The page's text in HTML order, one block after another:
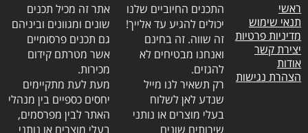
ראשי
תנאי שימוש
מדיניות פרטיות
יצירת קשר
אודות
הצהרת נגישות
התכנים החיוביים שלנו
יכולים להגיע עד אלייך!
זה שווה. זה בחינם
ואנחנו מבטיחים לא
להגזים.
רק תשאיר לנו מייל
שנדע לאן לשלוח
בעלי מוצרים או נותני
שירותים שונים
אתר זה מכיל תכנים
שונים ומגוונים וביניהם
גם תכנים פרסומיים
אשר מטרתם קידום
מכירות.
מעת לעת מתקיימים
יחסים כספיים בין מנהלי
האתר לבין מפרסמים,
בעלי מוצרים או נותני